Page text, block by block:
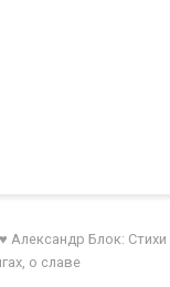
♥ Александр Блок: Стихи
о славе